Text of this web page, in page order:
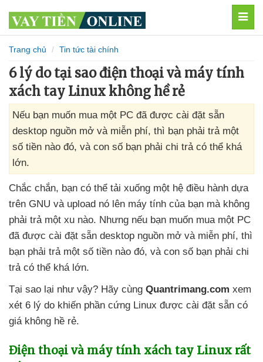
Trang chủ Tin tức tài chính
6 lý do tại sao điện thoại và máy tính
xách tay Linux không hề rẻ
Nếu bạn muốn mua một PC đã được cài đặt sẵn
desktop nguồn mở và miễn phí, thì bạn phải trả một
số tiền nào đó, và con số bạn phải chi trả có thể khá
lớn.
Chắc chắn, bạn có thể tải xuống một hệ điều hành dựa
trên GNU và upload nó lên máy tính của bạn mà không
phải trả một xu nào. Nhưng nếu bạn muốn mua một PC
đã được cài đặt sẵn desktop nguồn mở và miễn phí, thì
bạn phải trả một số tiền nào đó, và con số bạn phải chi
trả có thể khá lớn.
Tại sao lại như vậy? Hãy cùng Quantrimang.com xem
xét 6 lý do khiến phần cứng Linux được cài đặt sẵn có
giá không hề rẻ.
Điện thoại và máy tính xách tay Linux rất